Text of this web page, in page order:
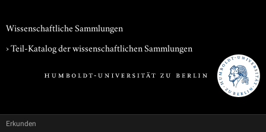
Wissenschaftliche Sammlungen
› Teil-Katalog der wissenschaftlichen Sammlungen
Erkunden